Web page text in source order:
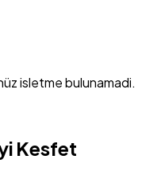
isletme bulunamadi.
Kesfet